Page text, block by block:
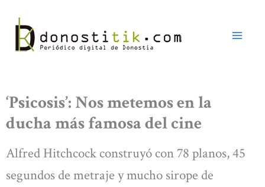
contenido
‘Psicosis’: Nos metemos en la
ducha más famosa del cine
Alfred Hitchcock construyó con 78 planos, 45
segundos de metraje y mucho sirope de